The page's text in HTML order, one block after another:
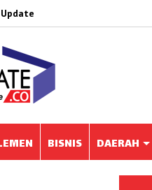
BISNIS DAERAH